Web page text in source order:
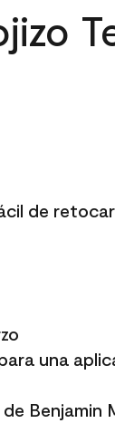
de
una
Benjamin